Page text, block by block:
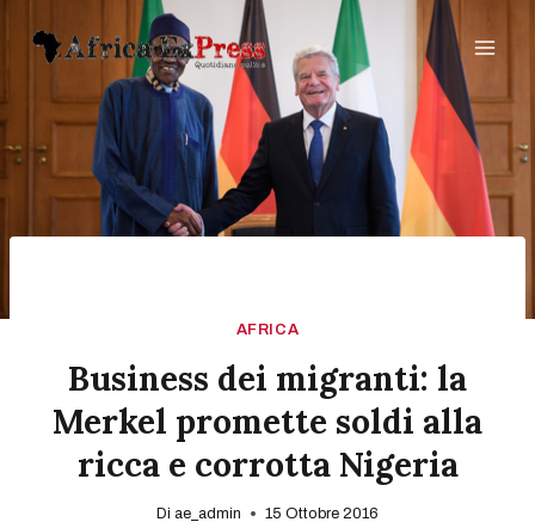
AFRICA
Business dei migranti: la
Merkel promette soldi alla
ricca e corrotta Nigeria
Di ae_admin 15 Ottobre 2016